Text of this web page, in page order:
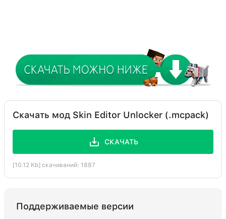
Скачать мод Skin Editor Unlocker (.mcpack)
СКАЧАТЬ
[10.12 Kb] скачиваний: 1887
Поддерживаемые версии